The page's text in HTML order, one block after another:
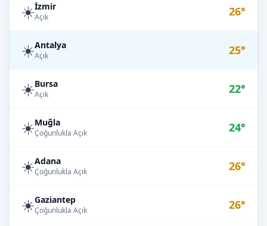
☀️İzmir
Açık 26°
☀️Antalya
Açık 25°
☀️Bursa
Açık 22°
☀️Muğla
Çoğunlukla Açık 24°
☀️Adana
Çoğunlukla Açık 26°
☀️Gaziantep
Çoğunlukla Açık 26°